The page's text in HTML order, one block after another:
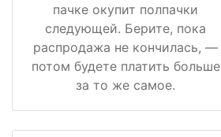
пачке окупит полпачки
следующей. Берите, пока
распродажа не кончилась, —
потом будете платить больше
за то же самое.